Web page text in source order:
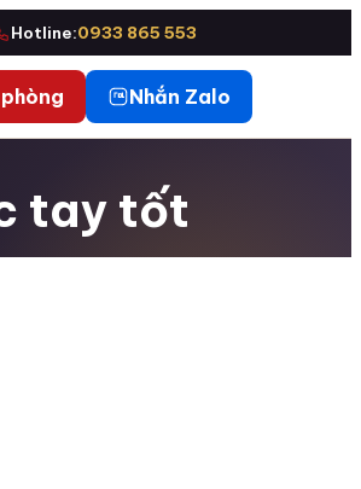
Hotline:0933 865 553
Nhắn Zalo
tay tốt